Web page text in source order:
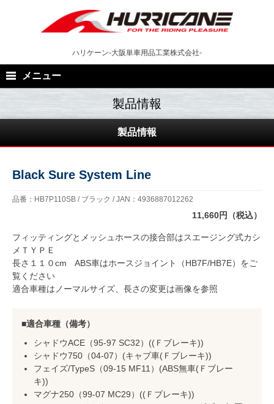
ハリケーン-大阪単車用品工業株式会社-
メニュー
製品情報
Black Sure System Line
品番：HB7P110SB / ブラック / JAN：4936887012262
11,660円（税込）
フィッティングとメッシュホースの接合部はスエージング式カシ
メＴＹＰＥ
長さ１１０cm ABS車はホースジョイント（HB7F/HB7E）をご
覧ください
適合車種はノーマルサイズ、長さの変更は画像を参照
適合車種（備考）
シャドウACE（95-97 SC32）((Ｆブレーキ))
シャドウ750（04-07）(キャブ車(Ｆブレーキ))
フェイズ/TypeS（09-15 MF11）(ABS無車(Ｆブレー
キ))
マグナ250（99-07 MC29）((Ｆブレーキ))